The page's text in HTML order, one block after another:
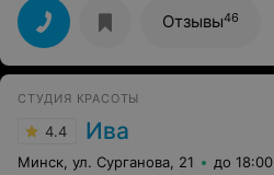
Отзывы46
СТУДИЯ КРАСОТЫ
4.4 Ива
Минск, ул. Сурганова, 21 до 18:00